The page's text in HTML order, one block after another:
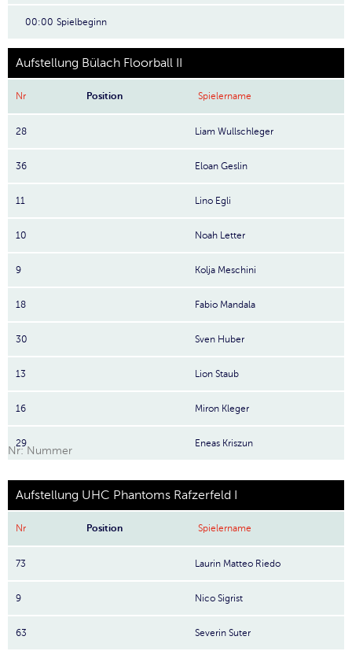
00:00 Spielbeginn
Aufstellung Bülach Floorball II
Nr Position Spielername
28 Liam Wullschleger
36 Eloan Geslin
11 Lino Egli
10 Noah Letter
9 Kolja Meschini
18 Fabio Mandala
30 Sven Huber
13 Lion Staub
16 Miron Kleger
29 Eneas Kriszun
Nr: Nummer
Aufstellung UHC Phantoms Rafzerfeld I
Nr Position Spielername
73 Laurin Matteo Riedo
9 Nico Sigrist
63 Severin Suter